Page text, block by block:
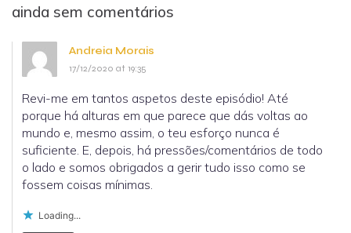
ainda sem comentários
Andreia Morais
17/12/2020 at 19:35
Revi-me em tantos aspetos deste episódio! Até
porque há alturas em que parece que dás voltas ao
mundo e, mesmo assim, o teu esforço nunca é
suficiente. E, depois, há pressões/comentários de todo
o lado e somos obrigados a gerir tudo isso como se
fossem coisas mínimas.
Loading...